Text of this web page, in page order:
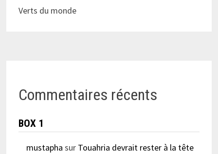
Verts du monde
Commentaires récents
BOX 1
mustapha sur Touahria devrait rester à la tête